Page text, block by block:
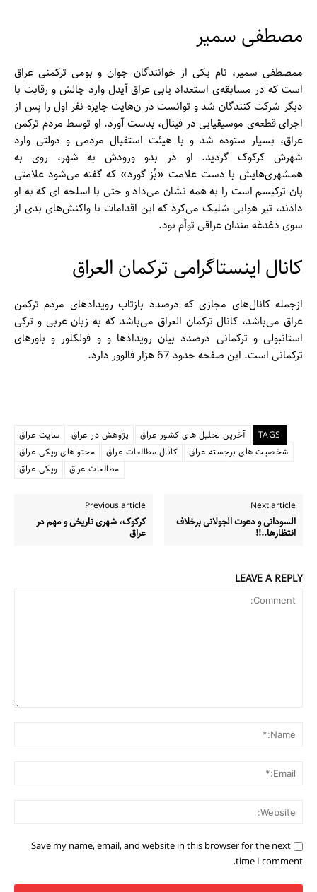
مصطفی سمیر
ممصطفی سمیر، نام یکی از خوانندگان جوان و بومی ترکمنی عراق
است که در مسابقه‌ی استعداد یابی عراق آیدل وارد چالش و رقابت با
دیگر شرکت کنندگان شد و توانست در ن‌هایت جایزه نفر اول را پس از
اجرای قطعه‌ی موسیقیایی در فینال، بدست آورد. او توسط مردم ترکمن
عراق، بسیار ستوده شد و با هیئت استقبال مردمی و دولتی وارد
شهرش کرکوک گردید. او در بدو ورودش به شهر، روی به
همشهری‌‌هایش با دست علامت «بُز گورد» که گفته می‌شود علامتی
پان ترکیسم است را به همه نشان می‌داد و حتی با اسلحه ای که به او
دادند، تیر هوایی شلیک می‌کرد که این اقدامات با واکنش‌‌های بدی از
سوی دغدغه مندان عراقی توأم بود.
کانال اینستاگرامی ترکمان العراق
ازجمله کانال‌‌های مجازی که درصدد بازتاب رویداد‌های مردم ترکمن
عراق می‌باشد، کانال تركمان العراق می‌باشد که به زبان عربی و ترکی
استانبولی و ترکمانی درصدد بیان رویداد‌ها و و فولکلور و باور‌های
ترکمانی است. این صفحه حدود 67 هزار فالوور دارد.
TAGS آخرین تحلیل های کشور عراق پژوهش در عراق
سایت عراق
شخصیت های برجسته عراق
کانال مطالعات عراق
محتواهای ویکی عراق
مطالعات عراق
ویکی عراق
Previous article
کرکوک، شهری تاریخی و مهم در
عراق
Next article
السودانی و دعوت الجولانی برخلاف
انتظارها..!!
LEAVE A REPLY
Save my name, email, and website in this browser for the next
time I comment.